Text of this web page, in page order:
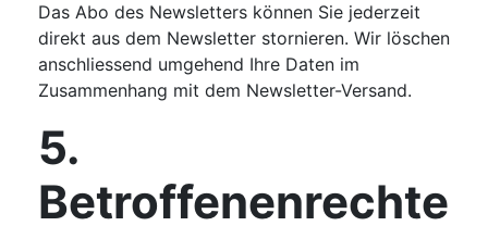
Das Abo des Newsletters können Sie jederzeit
direkt aus dem Newsletter stornieren. Wir löschen
anschliessend umgehend Ihre Daten im
Zusammenhang mit dem Newsletter-Versand.
5.
Betroffenenrechte